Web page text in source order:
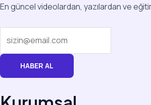
En güncel videolardan, yazılardan ve
HABER AL